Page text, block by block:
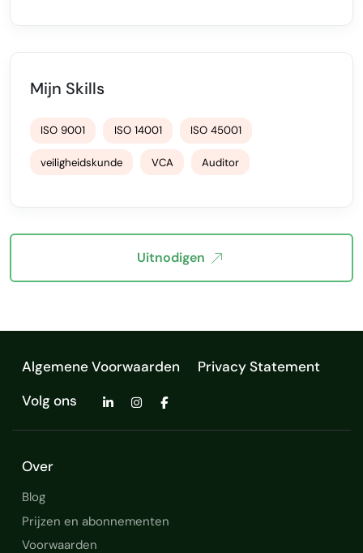
Mijn Skills
ISO 9001 ISO 14001 ISO 45001
veiligheidskunde VCA Auditor
Uitnodigen
Algemene Voorwaarden
Privacy Statement
Volg ons
Over
Blog
Prijzen en abonnementen
Voorwaarden